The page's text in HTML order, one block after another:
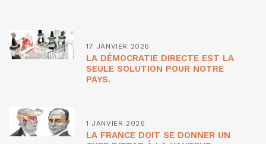
17 JANVIER 2026
LA DÉMOCRATIE DIRECTE EST LA
SEULE SOLUTION POUR NOTRE
PAYS.
1 JANVIER 2026
LA FRANCE DOIT SE DONNER UN